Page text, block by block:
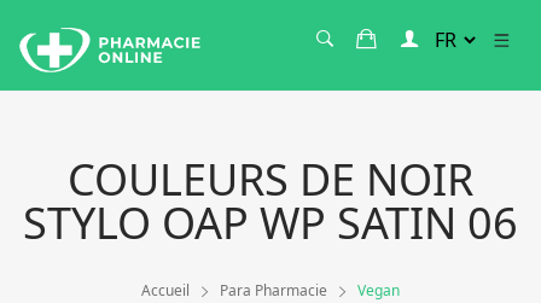
COULEURS DE NOIR
STYLO OAP WP SATIN 06
Accueil Para Pharmacie Vegan